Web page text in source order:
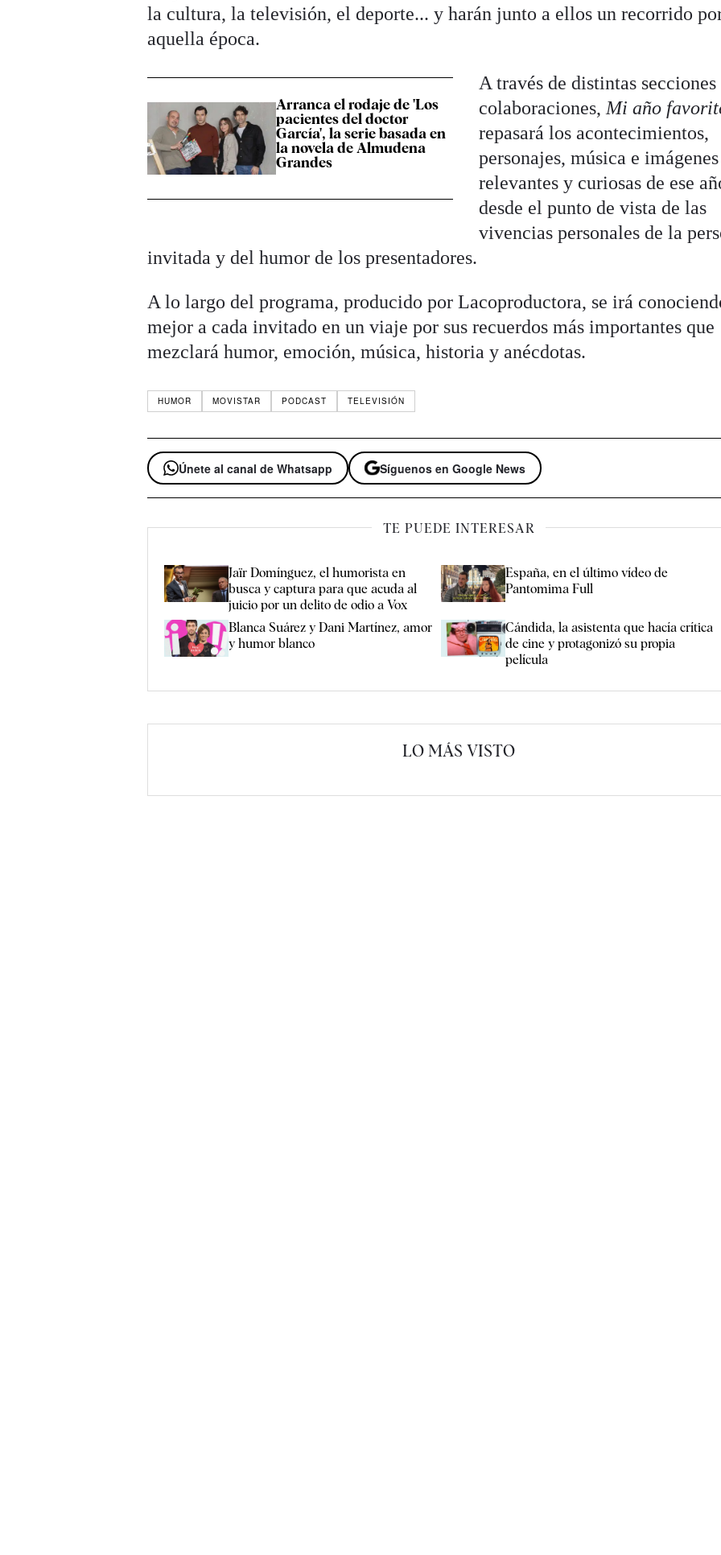
la cultura, la televisión, el deporte... y harán junto a ellos un recorrido
aquella época.
Arranca el rodaje de 'Los
pacientes del doctor
García', la serie basada en
la novela de Almudena
Grandes
A través de distintas
colaboraciones, Mi año
repasará los acontecimientos,
personajes, música e
relevantes y curiosas de ese
desde el punto de vista de las
vivencias personales de la
invitada y del humor de los presentadores.
A lo largo del programa, producido por Lacoproductora, se irá
mejor a cada invitado en un viaje por sus recuerdos más importantes que
mezclará humor, emoción, música, historia y anécdotas.
HUMOR MOVISTAR PODCAST TELEVISIÓN
Únete al canal de Whatsapp Síguenos en Google News
TE PUEDE INTERESAR
Jaïr Domínguez, el humorista en
busca y captura para que acuda al
juicio por un delito de odio a Vox
España, en el último vídeo de
Pantomima Full
Blanca Suárez y Dani Martínez, amor
y humor blanco
Cándida, la asistenta que hacía crítica
de cine y protagonizó su propia
película
LO MÁS VISTO